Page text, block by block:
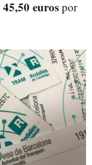
45,50 euros por